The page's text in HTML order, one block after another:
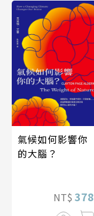
氣候如何影響你
的大腦？
NT$ 378